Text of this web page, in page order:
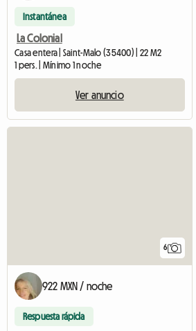
Instantánea
La Colonial
Casa entera | Saint-Malo (35400) | 22 M2
1 pers. | Mínimo 1 noche
Ver anuncio
6
922 MXN / noche
Respuesta rápida